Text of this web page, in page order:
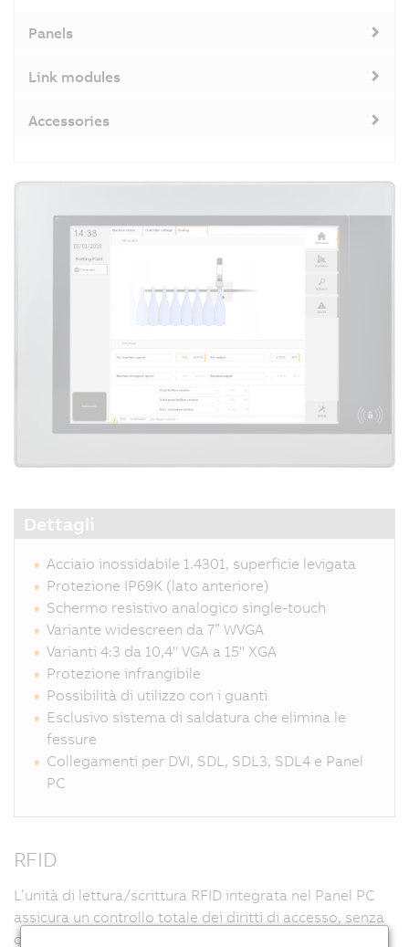
Panels
Link modules
Accessories
Dettagli
Acciaio inossidabile 1.4301, superficie levigata
Protezione IP69K (lato anteriore)
Schermo resistivo analogico single-touch
Variante widescreen da 7” WVGA
Varianti 4:3 da 10,4" VGA a 15" XGA
Protezione infrangibile
Possibilità di utilizzo con i guanti
Esclusivo sistema di saldatura che elimina le
fessure
Collegamenti per DVI, SDL, SDL3, SDL4 e Panel
PC
RFID
L’unità di lettura/scrittura RFID integrata nel Panel PC
assicura un controllo totale dei diritti di accesso, senza
contatto ma con una sicurezza assoluta. Non sono